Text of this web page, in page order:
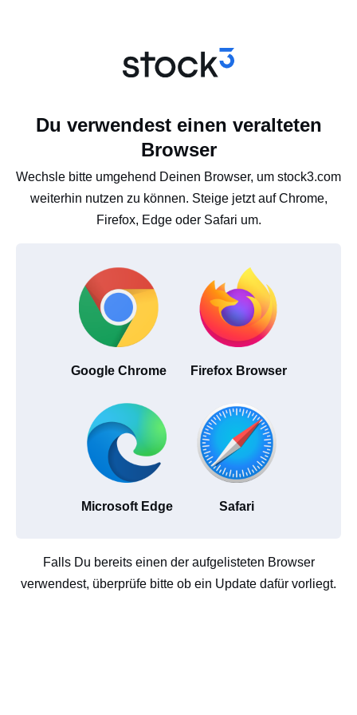
Du verwendest einen veralteten
Browser
Wechsle bitte umgehend Deinen Browser, um stock3.com
weiterhin nutzen zu können. Steige jetzt auf Chrome,
Firefox, Edge oder Safari um.
Google Chrome Firefox Browser
Microsoft Edge Safari
Falls Du bereits einen der aufgelisteten Browser
verwendest, überprüfe bitte ob ein Update dafür vorliegt.